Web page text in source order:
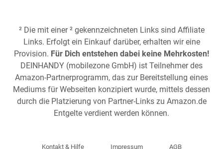
² Die mit einer ² gekennzeichneten Links sind Affiliate
Links. Erfolgt ein Einkauf darüber, erhalten wir eine
Provision. Für Dich entstehen dabei keine Mehrkosten!
DEINHANDY (mobilezone GmbH) ist Teilnehmer des
Amazon-Partnerprogramm, das zur Bereitstellung eines
Mediums für Webseiten konzipiert wurde, mittels dessen
durch die Platzierung von Partner-Links zu Amazon.de
Entgelte verdient werden können.
Kontakt & Hilfe Impressum AGB